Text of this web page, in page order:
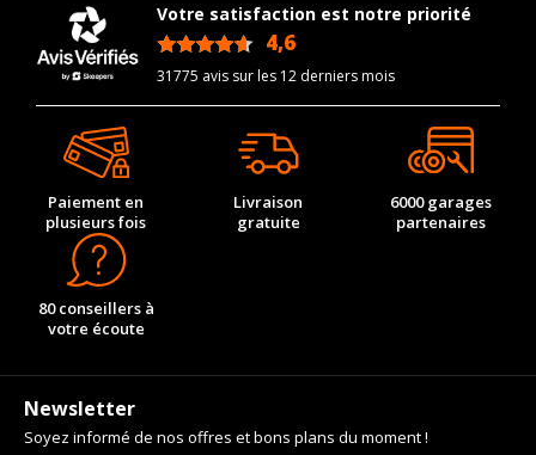
Votre satisfaction est notre priorité
4,6
31775 avis sur les 12 derniers mois
Paiement en
plusieurs fois
Livraison
gratuite
6000 garages
partenaires
80 conseillers à
votre écoute
Newsletter
Soyez informé de nos offres et bons plans du moment !